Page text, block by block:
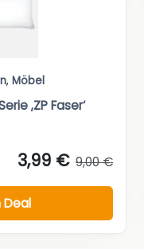
, Möbel
‚ZP Faser‘
3,99 € 9,00 €
Deal